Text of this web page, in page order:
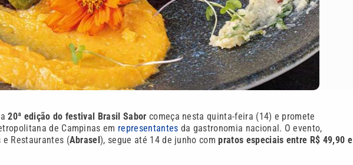
a20ª edição do festival Brasil Sabor começa nesta quinta-feira (14) e promete
de Campinas em representantes da gastronomia nacional. O evento,
e Restaurantes (Abrasel), segue até 14 de junho compratos especiais entre R$ 49,90 e